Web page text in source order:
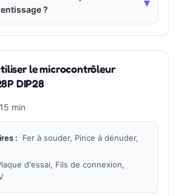
?
▾
le microcontrôleur
DIP28
15 min
:
Fer à souder, Pince à dénuder,
d'essai, Fils de connexion,